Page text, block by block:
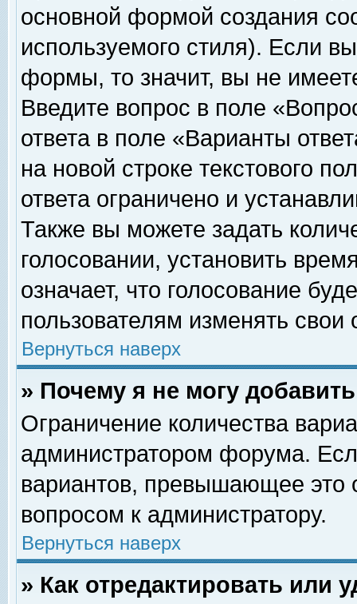
основной формой создания
используемого стиля). Если
формы, то значит, вы не
Введите вопрос в поле
ответа в поле «Варианты
на новой строке текстового
ответа ограничено и
Также вы можете задать
голосовании, установить
означает, что голосование
пользователям изменять свои
Вернуться наверх
» Почему я не могу
Ограничение количества
администратором форума.
вариантов, превышающее это
вопросом к администратору.
Вернуться наверх
» Как отредактировать или